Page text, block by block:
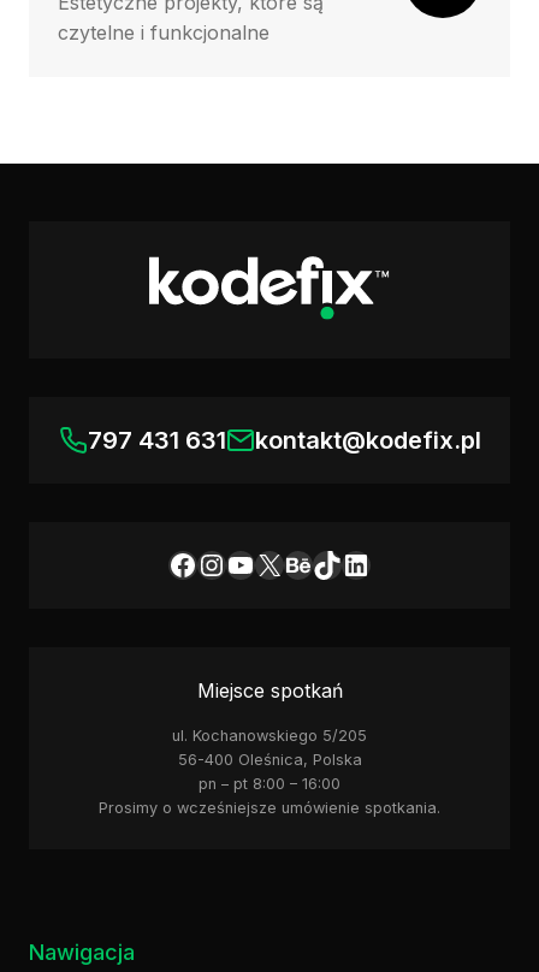
czytelne i funkcjonalne
797 431 631 kontakt@kodefix.pl
Facebook
Instagram
YouTube
X Behance
TikTok
LinkedIn
Miejsce spotkań
ul. Kochanowskiego 5/205
56-400 Oleśnica, Polska
pn – pt 8:00 – 16:00
Prosimy o wcześniejsze umówienie spotkania.
Nawigacja